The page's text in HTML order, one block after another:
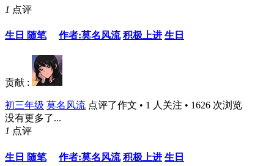
1 点评
生日 随笔 作者:莫名风流 积极上进 生日
贡献 :
初三年级 莫名风流 点评了作文 • 1 人关注 • 1626 次浏览
没有更多了...
1 点评
生日 随笔 作者:莫名风流 积极上进 生日